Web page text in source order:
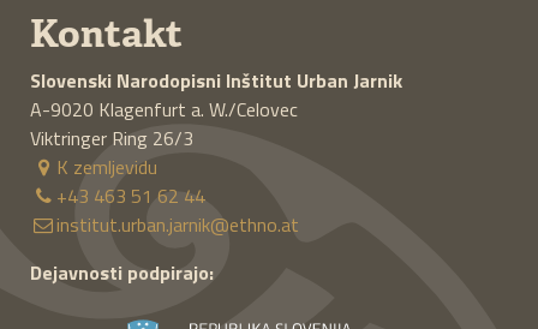
Kontakt
Slovenski Narodopisni Inštitut Urban Jarnik
A-9020 Klagenfurt a. W./Celovec
Viktringer Ring 26/3
K zemljevidu
+43 463 51 62 44
institut.urban.jarnik@ethno.at
Dejavnosti podpirajo: